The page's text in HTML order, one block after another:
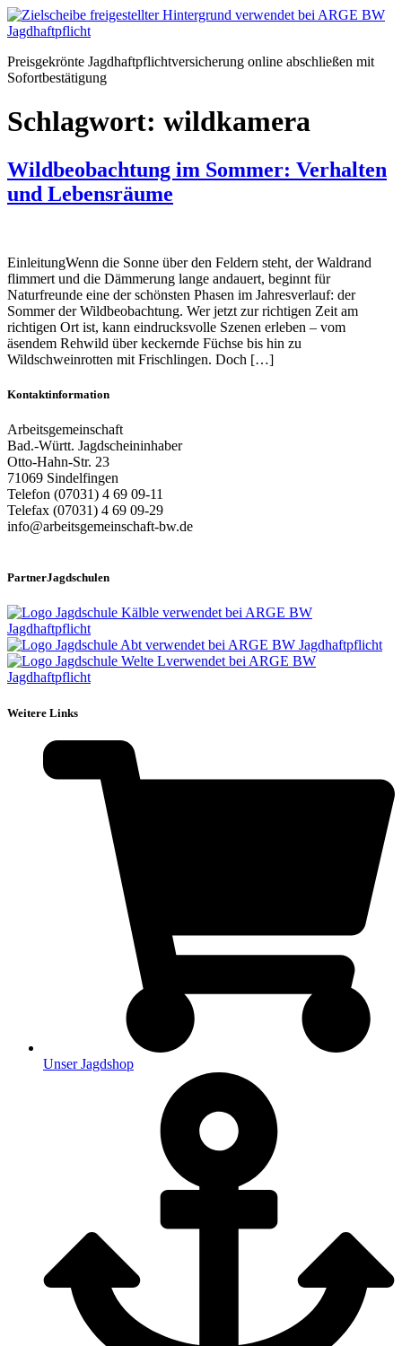
Zum
Inhalt
Preisgekrönte Jagdhaftpflichtversicherung online abschließen mit
Sofortbestätigung
Schlagwort: wildkamera
Wildbeobachtung im Sommer: Verhalten
und Lebensräume
EinleitungWenn die Sonne über den Feldern steht, der Waldrand
flimmert und die Dämmerung lange andauert, beginnt für
Naturfreunde eine der schönsten Phasen im Jahresverlauf: der
Sommer der Wildbeobachtung. Wer jetzt zur richtigen Zeit am
richtigen Ort ist, kann eindrucksvolle Szenen erleben – vom
äsendem Rehwild über keckernde Füchse bis hin zu
Wildschweinrotten mit Frischlingen. Doch […]
Kontaktinformation
Arbeitsgemeinschaft
Bad.-Württ. Jagdscheininhaber
Otto-Hahn-Str. 23
71069 Sindelfingen
Telefon (07031) 4 69 09-11
Telefax (07031) 4 69 09-29
info@arbeitsgemeinschaft-bw.de
PartnerJagdschulen
Weitere Links
Unser Jagdshop